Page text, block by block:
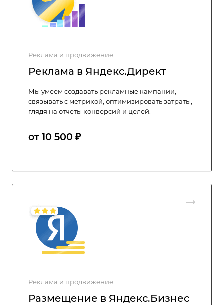
Реклама и продвижение
Реклама в Яндекс.Директ
Мы умеем создавать рекламные кампании,
связывать с метрикой, оптимизировать затраты,
глядя на отчеты конверсий и целей.
от 10 500 ₽
Реклама и продвижение
Размещение в Яндекс.Бизнес